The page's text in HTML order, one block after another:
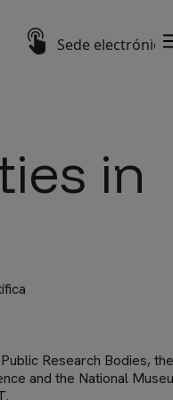
ImagenSede electrónica
in
Research Bodies,
and the National